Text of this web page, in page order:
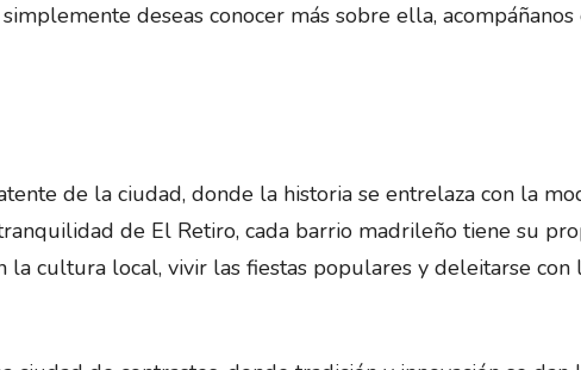
deseas conocer más sobre ella, acompáñanos
de la ciudad, donde la historia se entrelaza con la
de El Retiro, cada barrio madrileño tiene su
la cultura local, vivir las fiestas populares y deleitarse con